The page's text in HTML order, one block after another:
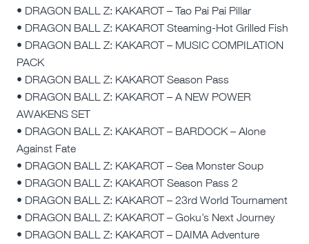
• DRAGON BALL Z: KAKAROT – Tao Pai Pai Pillar
• DRAGON BALL Z: KAKAROT Steaming-Hot Grilled Fish
• DRAGON BALL Z: KAKAROT – MUSIC COMPILATION
PACK
• DRAGON BALL Z: KAKAROT Season Pass
• DRAGON BALL Z: KAKAROT – A NEW POWER
AWAKENS SET
• DRAGON BALL Z: KAKAROT – BARDOCK – Alone
Against Fate
• DRAGON BALL Z: KAKAROT – Sea Monster Soup
• DRAGON BALL Z: KAKAROT Season Pass 2
• DRAGON BALL Z: KAKAROT – 23rd World Tournament
• DRAGON BALL Z: KAKAROT – Goku’s Next Journey
• DRAGON BALL Z: KAKAROT – DAIMA Adventure